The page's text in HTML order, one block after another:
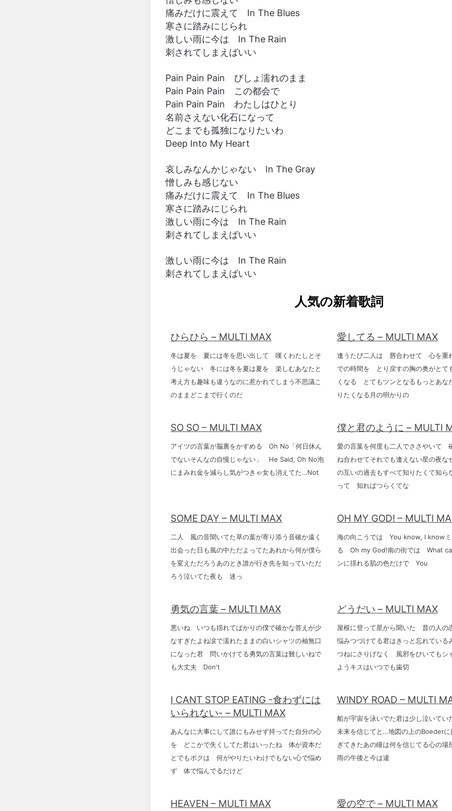
痛みだけに震えて In The Blues
寒さに踏みにじられ
激しい雨に今は In The Rain
刺されてしまえばいい
Pain Pain Pain びしょ濡れのまま
Pain Pain Pain この都会で
Pain Pain Pain わたしはひとり
名前さえない化石になって
どこまでも孤独になりたいわ
Deep Into My Heart
哀しみなんかじゃない In The Gray
憎しみも感じない
痛みだけに震えて In The Blues
寒さに踏みにじられ
激しい雨に今は In The Rain
刺されてしまえばいい
激しい雨に今は In The Rain
刺されてしまえばいい
人気の新着歌詞
ひらひら – MULTI MAX
冬は夏を 夏には冬を思い出して 嘆くわたしとそ
うじゃない 冬には冬を夏は夏を 楽しむあなたと
考え方も趣味も違うなのに惹かれてしまう不思議こ
のままどこまで行くのだ
愛してる – MULTI MAX
逢うたび二人は 唇合わせて 心を重
での時間を とり戻すの胸の奥がと
くなる とてもツンとなるもっとあ
りたくなる月の明かりの
SO SO – MULTI MAX
アイツの言葉が脳裏をかすめる Oh No「何日休ん
でないそんなの自慢じゃない」 He Said, Oh No泡
にまみれ金を減らし気がつきゃ女も消えてた…Not
僕と君のように – MULTI
愛の言葉を何度も二人でささやいて
ね合わせてそれでも逢えない星の夜な
の互いの過去もすべて知りたくて知ら
って 知ればつらくてな
SOME DAY – MULTI MAX
二人 風の音聞いてた草の葉が寄り添う音確か遠く
出会った日も風の中ただよってたあれから何が僕ら
を変えただろうあのとき誰が行き先を知っていただ
ろう泣いてた夜も 迷っ
OH MY GOD! – MULTI
海の向こうでは You know, I knowミ
る Oh my God!南の街では What
ンに揺れる肌の色だけで You
勇気の言葉 – MULTI MAX
悪いね いつも揺れてばかりの僕で確かな答えが少
なすぎたよね涙で濡れたままの白いシャツの袖無口
になった君 問いかけてる勇気の言葉は難しいねで
も大丈夫 Don't
どうだい – MULTI MAX
屋根に登って星から聞いた 昔の人の
悩みつづけてる君はきっと忘れている
つねにさりげなく 風邪をひいてもシ
ようキスはいつでも歯切
I CANT STOP EATING -食わずには
いられない- – MULTI MAX
あんなに大事にして誰にもみせず持ってた自分の心
を どこかで失くしてた君はいったね 体が資本だ
とでもボクは 何がやりたいわけでもない心で悩め
ず 体で悩んでるだけど
WINDY ROAD – MULTI
船が宇宙を泳いでた君は少し泣いてい
未来を信じてと…地図の上のBoederに
ぎてきたあの瞳は何を信じてる心の場
雨の午後と今は違
HEAVEN – MULTI MAX 愛の空で – MULTI MAX